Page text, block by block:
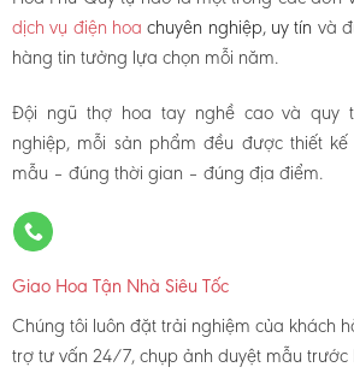
dịch vụ điện hoachuyên nghiệp, uy tín và
hàng tin tưởng lựa chọn mỗi năm.
Đội ngũ thợ hoa tay nghề cao và quy
nghiệp, mỗi sản phẩm đều được thiết
mẫu – đúng thời gian – đúng địa điểm.
Giao Hoa Tận Nhà Siêu Tốc
Chúng tôi luôn đặt trải nghiệm của khách
trợ tư vấn 24/7, chụp ảnh duyệt mẫu trước